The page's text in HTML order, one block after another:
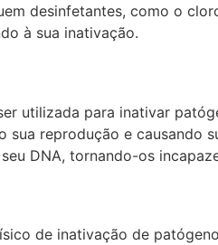
desinfetantes, como o
à sua inativação.
utilizada para inativar
sua reprodução e causando
DNA, tornando-os
de inativação de